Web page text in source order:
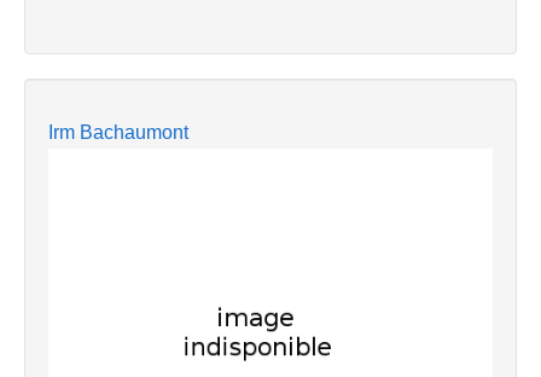
Irm Bachaumont